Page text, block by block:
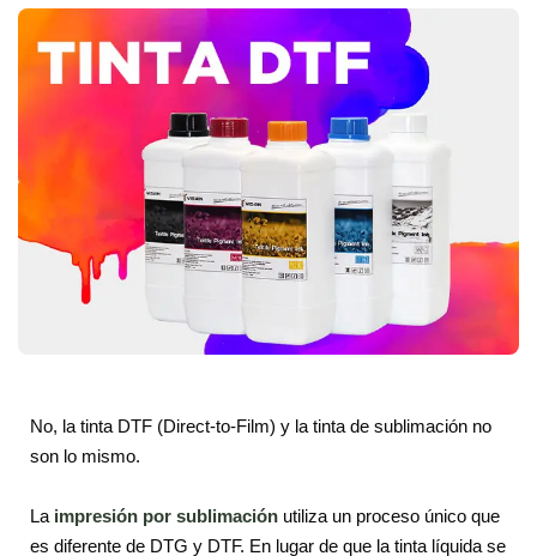
No, la tinta DTF (Direct-to-Film) y la tinta de sublimación no
son lo mismo.
La impresión por sublimación utiliza un proceso único que
es diferente de DTG y DTF. En lugar de que la tinta líquida se